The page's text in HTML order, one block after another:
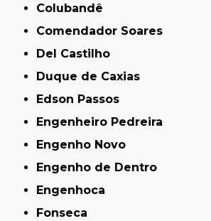
Colubandê
Comendador Soares
Del Castilho
Duque de Caxias
Edson Passos
Engenheiro Pedreira
Engenho Novo
Engenho de Dentro
Engenhoca
Fonseca